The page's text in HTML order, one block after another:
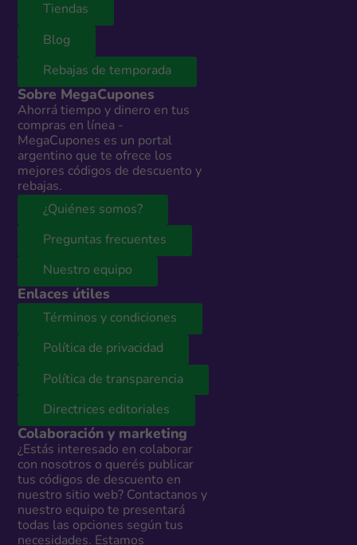
Tiendas
Blog
Rebajas de temporada
Sobre MegaCupones
Ahorrá tiempo y dinero en tus
compras en línea -
MegaCupones es un portal
argentino que te ofrece los
mejores códigos de descuento y
rebajas.
¿Quiénes somos?
Preguntas frecuentes
Nuestro equipo
Enlaces útiles
Términos y condiciones
Política de privacidad
Política de transparencia
Directrices editoriales
Colaboración y marketing
¿Estás interesado en colaborar
con nosotros o querés publicar
tus códigos de descuento en
nuestro sitio web? Contactanos y
nuestro equipo te presentará
todas las opciones según tus
necesidades. Estamos